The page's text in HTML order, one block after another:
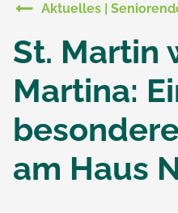
Aktuelles |
St. Martin
Martina:
am Haus